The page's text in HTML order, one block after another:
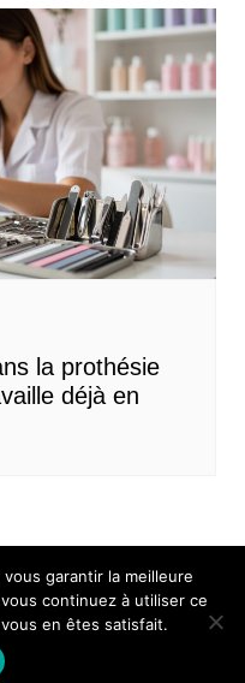
la prothésie
déjà en
garantir la meilleure
continuez à utiliser ce
en êtes satisfait.